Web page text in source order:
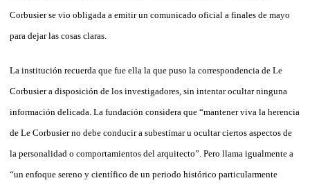
Corbusier se vio obligada a emitir un comunicado oficial a finales de mayo
para dejar las cosas claras.
La institución recuerda que fue ella la que puso la correspondencia de Le
Corbusier a disposición de los investigadores, sin intentar ocultar ninguna
información delicada. La fundación considera que “mantener viva la herencia
de Le Corbusier no debe conducir a subestimar u ocultar ciertos aspectos de
la personalidad o comportamientos del arquitecto”. Pero llama igualmente a
“un enfoque sereno y científico de un periodo histórico particularmente